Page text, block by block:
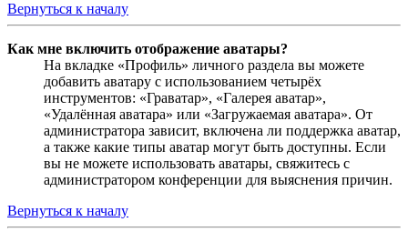
Вернуться к началу
Как мне включить отображение аватары?
На вкладке «Профиль» личного раздела вы можете
добавить аватару с использованием четырёх
инструментов: «Граватар», «Галерея аватар»,
«Удалённая аватара» или «Загружаемая аватара». От
администратора зависит, включена ли поддержка аватар,
а также какие типы аватар могут быть доступны. Если
вы не можете использовать аватары, свяжитесь с
администратором конференции для выяснения причин.
Вернуться к началу